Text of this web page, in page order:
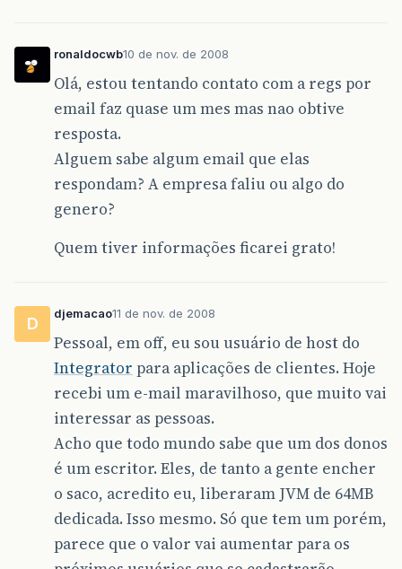
ronaldocwb10 de nov. de 2008
Olá, estou tentando contato com a regs por
email faz quase um mes mas nao obtive
resposta.
Alguem sabe algum email que elas
respondam? A empresa faliu ou algo do
genero?
Quem tiver informações ficarei grato!
D
djemacao11 de nov. de 2008
Pessoal, em off, eu sou usuário de host do
Integrator para aplicações de clientes. Hoje
recebi um e-mail maravilhoso, que muito vai
interessar as pessoas.
Acho que todo mundo sabe que um dos donos
é um escritor. Eles, de tanto a gente encher
o saco, acredito eu, liberaram JVM de 64MB
dedicada. Isso mesmo. Só que tem um porém,
parece que o valor vai aumentar para os